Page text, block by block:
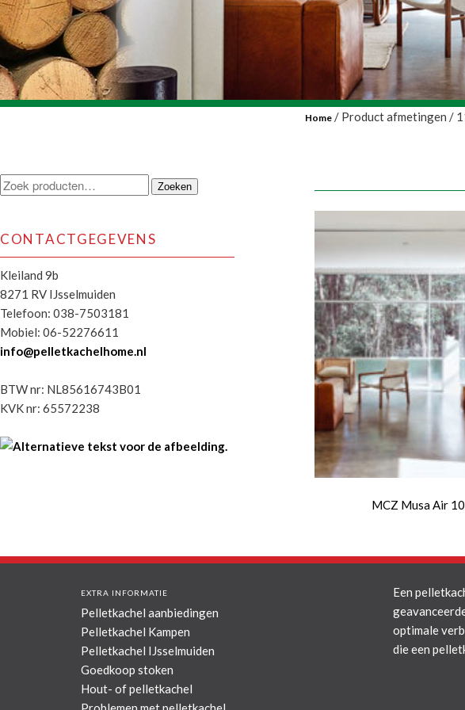
Home/ Product afmetingen /
MCZ Musa Air 10
Zoeken
Zoeken
CONTACTGEGEVENS
Kleiland 9b
8271 RV IJsselmuiden
Telefoon: 038-7503181
Mobiel: 06-52276611
info@pelletkachelhome.nl
BTW nr: NL85616743B01
KVK nr: 65572238
EXTRA INFORMATIE
Pelletkachel aanbiedingen
Pelletkachel Kampen
Pelletkachel IJsselmuiden
Goedkoop stoken
Hout- of pelletkachel
Een
optimale
die een